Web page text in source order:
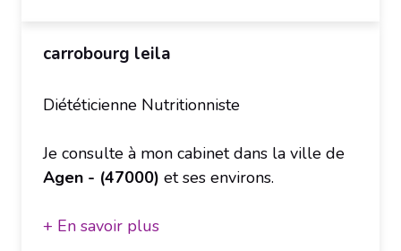
carrobourg leila
Diététicienne Nutritionniste
Je consulte à mon cabinet dans la ville de
Agen - (47000) et ses environs.
+ En savoir plus